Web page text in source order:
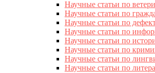
Научные статьи по
Научные статьи по
Научные статьи по
Научные статьи по
Научные статьи по
Научные статьи по
Научные статьи по
Научные статьи по